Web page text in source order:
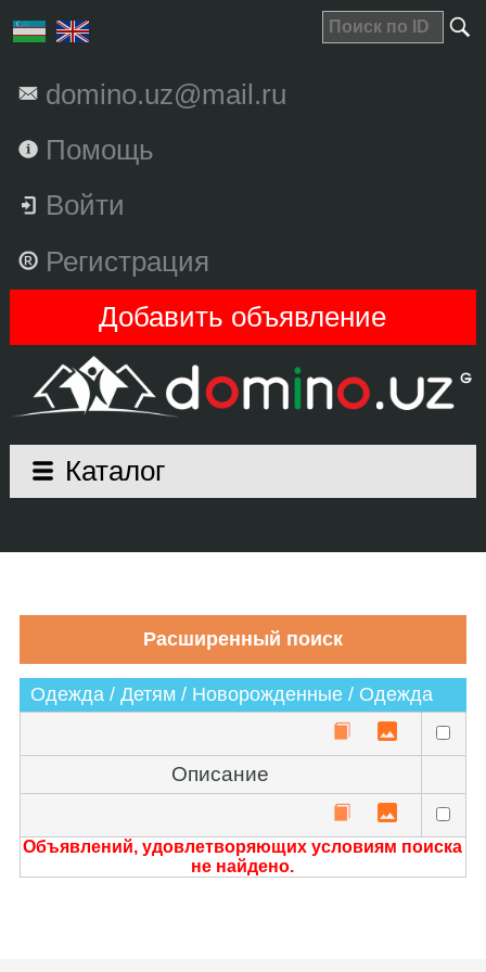
domino.uz@mail.ru
Помощь
Войти
Регистрация
Добавить объявление
Каталог
Одежда / Детям / Новорожденные / Одежда
Описание
Объявлений, удовлетворяющих условиям поиска
не найдено.